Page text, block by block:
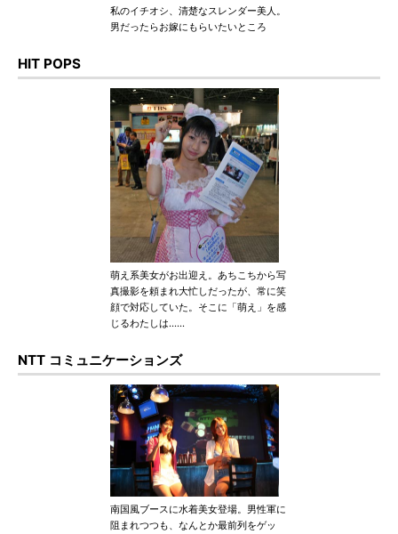
私のイチオシ、清楚なスレンダー美人。
男だったらお嫁にもらいたいところ
HIT POPS
萌え系美女がお出迎え。あちこちから写
真撮影を頼まれ大忙しだったが、常に笑
顔で対応していた。そこに「萌え」を感
じるわたしは……
NTT コミュニケーションズ
南国風ブースに水着美女登場。男性軍に
阻まれつつも、なんとか最前列をゲッ